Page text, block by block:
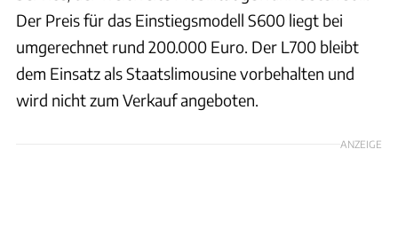
Der Preis für das Einstiegsmodell S600 liegt bei
umgerechnet rund 200.000 Euro. Der L700 bleibt
dem Einsatz als Staatslimousine vorbehalten und
wird nicht zum Verkauf angeboten.
ANZEIGE